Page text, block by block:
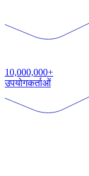
10,000,000+
उपयोगकर्ताओं